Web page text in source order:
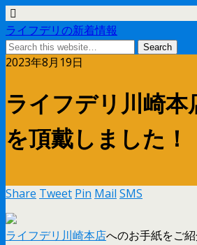
ライフデリの新着情報
2023年8月19日
ライフデリ川崎本
を頂戴しました！
Share Tweet Pin Mail SMS
ライフデリ川崎本店へのお手紙をご紹